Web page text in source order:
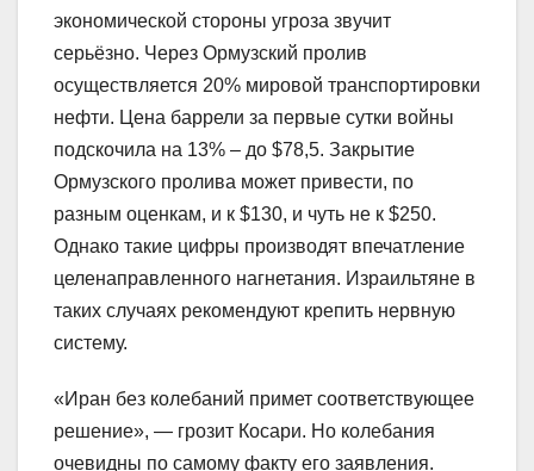
экономической стороны угроза звучит
серьёзно. Через Ормузский пролив
осуществляется 20% мировой транспортировки
нефти. Цена баррели за первые сутки войны
подскочила на 13% – до $78,5. Закрытие
Ормузского пролива может привести, по
разным оценкам, и к $130, и чуть не к $250.
Однако такие цифры производят впечатление
целенаправленного нагнетания. Израильтяне в
таких случаях рекомендуют крепить нервную
систему.
«Иран без колебаний примет соответствующее
решение», — грозит Косари. Но колебания
очевидны по самому факту его заявления.